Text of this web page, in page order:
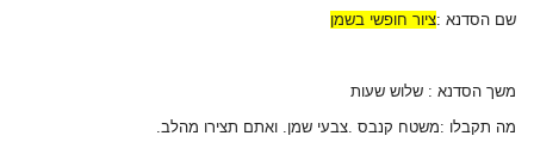
שם הסדנא :ציור חופשי בשמן
משך הסדנא : שלוש שעות
מה תקבלו :משטח קנבס .צבעי שמן. ואתם תצירו מהלב.